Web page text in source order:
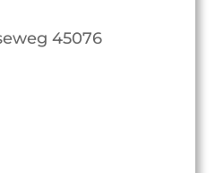
45076